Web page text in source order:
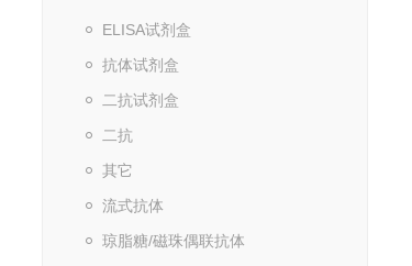
ELISA试剂盒
抗体试剂盒
二抗试剂盒
二抗
其它
流式抗体
琼脂糖/磁珠偶联抗体